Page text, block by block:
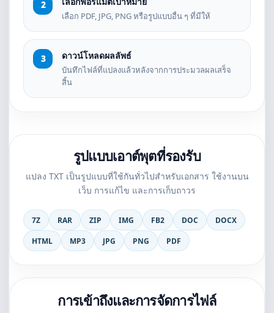
เลือก PDF, JPG, PNG หรือรูปแบบอื่น ๆ ที่มีให้
ดาวน์โหลดผลลัพธ์
บันทึกไฟล์ที่แปลงแล้วหลังจากการประมวลผลเสร็จ
สิ้น
รูปแบบเอาต์พุตที่รองรับ
แปลง TXT เป็นรูปแบบที่ใช้กันทั่วไปสำหรับเอกสาร ใช้งานบน
เว็บ การแก้ไข และการเก็บถาวร
7Z RAR ZIP IMG FB2 DOC
DOCX
HTML
MP3 JPG PNG PDF
การเข้าถึงและการจัดการไฟล์